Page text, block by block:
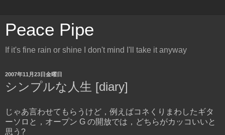
Peace Pipe
If it's fine rain or shine I don't mind I'll take it anyway
2007年11月23日金曜日
シンプルな人生 [diary]
じゃあ言わせてもらうけど，例えばコネくりまわしたギタ
ーソロと，オープン G の開放では，どちらがカッコいいと
思う?